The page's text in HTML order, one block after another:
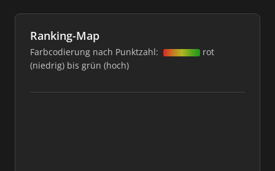
Ranking-Map
Farbcodierung nach Punktzahl:
rot
(niedrig) bis grün (hoch)